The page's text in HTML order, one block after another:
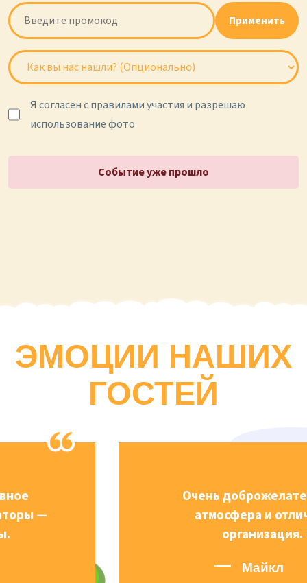
Применить
Я согласен с правилами участия и разрешаю
использование фото
Событие уже прошло
ЭМОЦИИ НАШИХ
ГОСТЕЙ
Очень доброжелательная
атмосфера и отличная